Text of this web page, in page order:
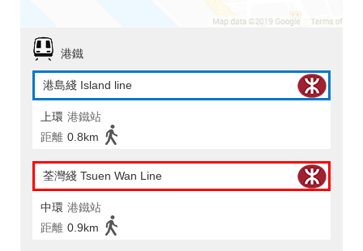
港鐵
港島綫 Island line
上環 港鐵站
距離 0.8km
荃灣綫 Tsuen Wan Line
中環 港鐵站
距離 0.9km